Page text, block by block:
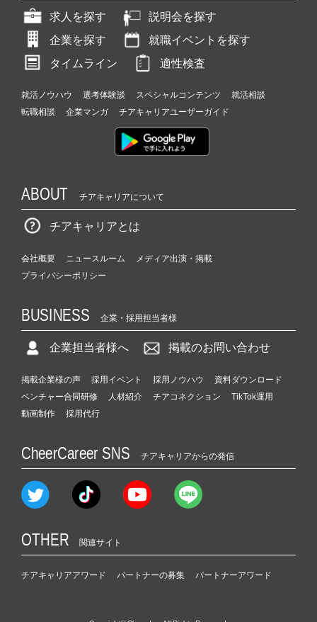
求人を探す
説明会を探す
企業を探す
就職イベントを探す
タイムライン
適性検査
就活ノウハウ 選考体験談 スペシャルコンテンツ
就活相談
転職相談
企業マンガ チアキャリアユーザーガイド
ABOUT チアキャリアについて
チアキャリアとは
会社概要 ニュースルーム
メディア出演・掲載
プライバシーポリシー
BUSINESS 企業・採用担当者様
企業担当者様へ 掲載のお問い合わせ
掲載企業様の声 採用イベント 採用ノウハウ
資料ダウンロード
ベンチャー合同研修
人材紹介 チアコネクション
TikTok運用
動画制作
採用代行
CheerCareer SNS チアキャリアからの発信
OTHER 関連サイト
チアキャリアアワード パートナーの募集 パートナーアワード